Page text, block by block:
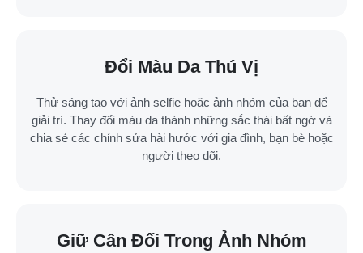
Đổi Màu Da Thú Vị
Thử sáng tạo với ảnh selfie hoặc ảnh nhóm của bạn để
giải trí. Thay đổi màu da thành những sắc thái bất ngờ và
chia sẻ các chỉnh sửa hài hước với gia đình, bạn bè hoặc
người theo dõi.
Giữ Cân Đối Trong Ảnh Nhóm